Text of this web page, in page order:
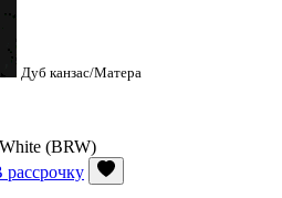
Дуб канзас/Матера
(BRW)
рассрочку